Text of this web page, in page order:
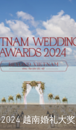
2024 越南婚礼大奖